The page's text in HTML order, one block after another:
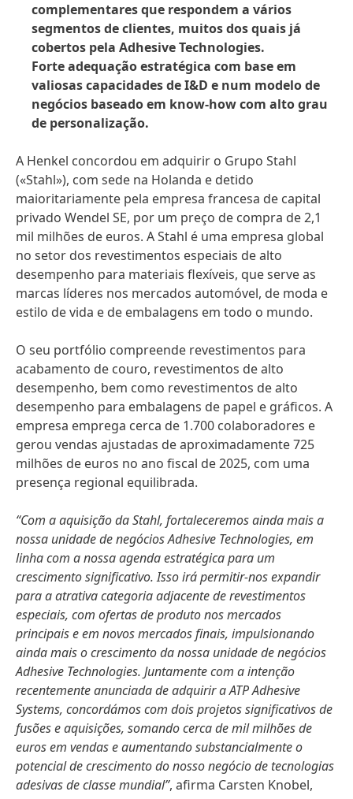
complementares que respondem a vários
segmentos de clientes, muitos dos quais já
cobertos pela Adhesive Technologies.
Forte adequação estratégica com base em
valiosas capacidades de I&D e num modelo de
negócios baseado em know-how com alto grau
de personalização.
A Henkel concordou em adquirir o Grupo Stahl
(«Stahl»), com sede na Holanda e detido
maioritariamente pela empresa francesa de capital
privado Wendel SE, por um preço de compra de 2,1
mil milhões de euros. A Stahl é uma empresa global
no setor dos revestimentos especiais de alto
desempenho para materiais flexíveis, que serve as
marcas líderes nos mercados automóvel, de moda e
estilo de vida e de embalagens em todo o mundo.
O seu portfólio compreende revestimentos para
acabamento de couro, revestimentos de alto
desempenho, bem como revestimentos de alto
desempenho para embalagens de papel e gráficos. A
empresa emprega cerca de 1.700 colaboradores e
gerou vendas ajustadas de aproximadamente 725
milhões de euros no ano fiscal de 2025, com uma
presença regional equilibrada.
“Com a aquisição da Stahl, fortaleceremos ainda mais a
nossa unidade de negócios Adhesive Technologies, em
linha com a nossa agenda estratégica para um
crescimento significativo. Isso irá permitir-nos expandir
para a atrativa categoria adjacente de revestimentos
especiais, com ofertas de produto nos mercados
principais e em novos mercados finais, impulsionando
ainda mais o crescimento da nossa unidade de negócios
Adhesive Technologies. Juntamente com a intenção
recentemente anunciada de adquirir a ATP Adhesive
Systems, concordámos com dois projetos significativos de
fusões e aquisições, somando cerca de mil milhões de
euros em vendas e aumentando substancialmente o
potencial de crescimento do nosso negócio de tecnologias
adesivas de classe mundial”, afirma Carsten Knobel,